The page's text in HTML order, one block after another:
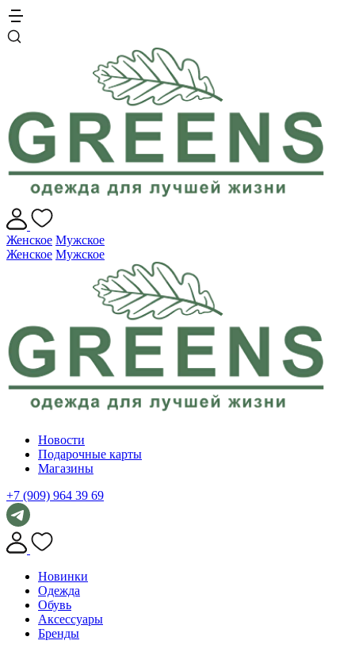
Женское Мужское
Женское Мужское
Новости
Подарочные карты
Магазины
+7 (909) 964 39 69
Новинки
Одежда
Обувь
Аксессуары
Бренды